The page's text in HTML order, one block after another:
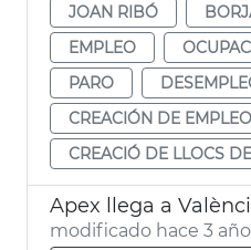
JOAN RIBÓ
EMPLEO
PARO
CREACIÓN DE EMPLEO
CREACIÓ DE LLOCS
Apex llega a
modificado hace 3